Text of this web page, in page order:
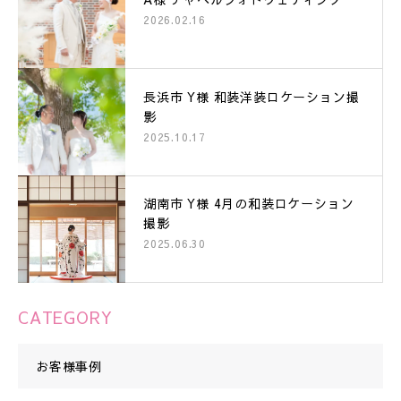
2026.02.16
長浜市 Y様 和装洋装ロケーション撮
影
2025.10.17
湖南市 Y様 4月の和装ロケーション
撮影
2025.06.30
CATEGORY
お客様事例